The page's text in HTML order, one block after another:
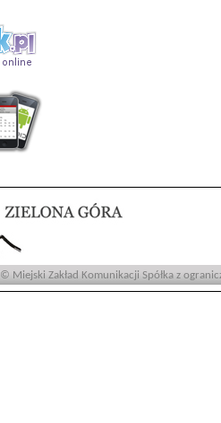
© Miejski Zakład Komunikacji Spółka z